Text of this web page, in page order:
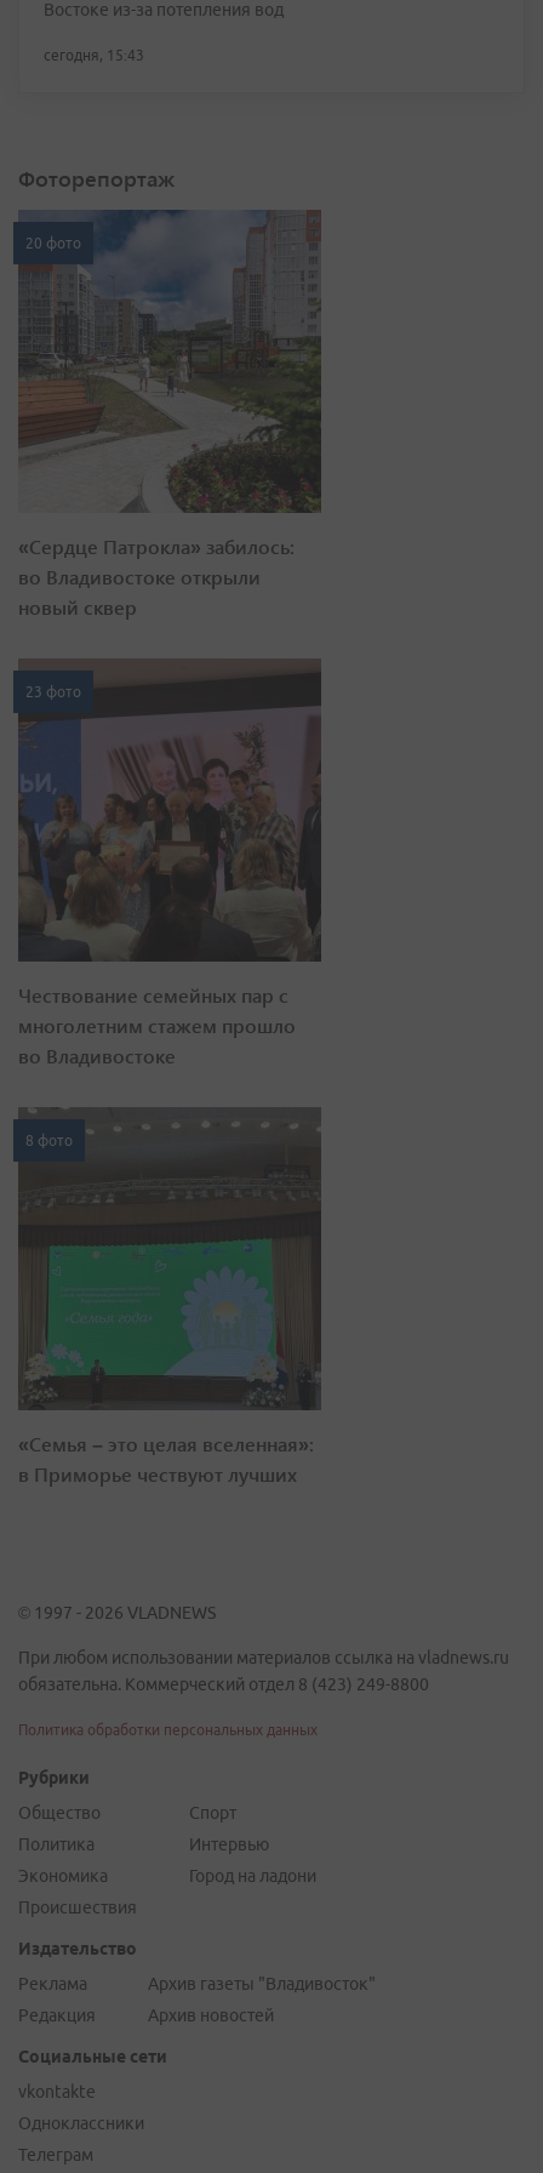
«Сердце Патрокла» забилось:
во Владивостоке открыли
новый сквер
23 фото
Чествование семейных пар с
многолетним стажем прошло
во Владивостоке
8 фото
«Семья – это целая вселенная»:
в Приморье чествуют лучших
Рубрики
Экономика
Происшествия
Интервью
Издательство
Реклама
Редакция
Архив газеты "Владивосток"
Социальные сети
vkontakte
Одноклассники
Телеграм
На данном сайте распространяется информация сетевого издания
"VLADNEWS" - свидетельство о регистрации СМИ ЭЛ № ФС 77 - 72742,